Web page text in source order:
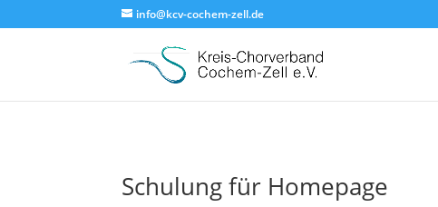
info@kcv-cochem-zell.de
Schulung für Homepage